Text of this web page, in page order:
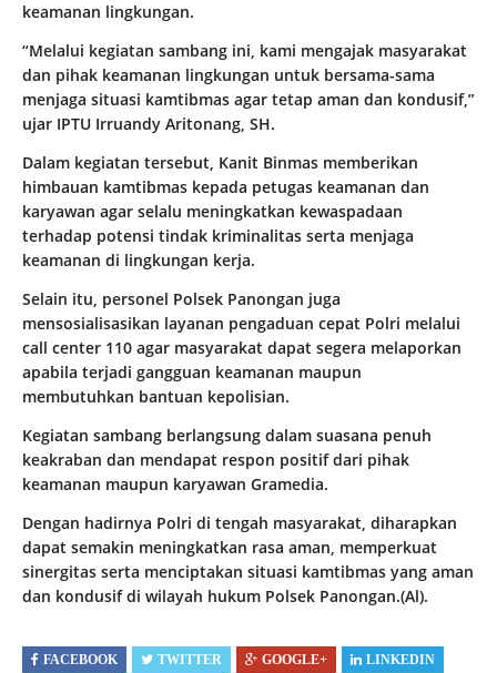
keamanan lingkungan.
“Melalui kegiatan sambang ini, kami mengajak masyarakat
dan pihak keamanan lingkungan untuk bersama-sama
menjaga situasi kamtibmas agar tetap aman dan kondusif,”
ujar IPTU Irruandy Aritonang, SH.
Dalam kegiatan tersebut, Kanit Binmas memberikan
himbauan kamtibmas kepada petugas keamanan dan
karyawan agar selalu meningkatkan kewaspadaan
terhadap potensi tindak kriminalitas serta menjaga
keamanan di lingkungan kerja.
Selain itu, personel Polsek Panongan juga
mensosialisasikan layanan pengaduan cepat Polri melalui
call center 110 agar masyarakat dapat segera melaporkan
apabila terjadi gangguan keamanan maupun
membutuhkan bantuan kepolisian.
Kegiatan sambang berlangsung dalam suasana penuh
keakraban dan mendapat respon positif dari pihak
keamanan maupun karyawan Gramedia.
Dengan hadirnya Polri di tengah masyarakat, diharapkan
dapat semakin meningkatkan rasa aman, memperkuat
sinergitas serta menciptakan situasi kamtibmas yang aman
dan kondusif di wilayah hukum Polsek Panongan.(Al).
FACEBOOK TWITTER GOOGLE+
LINKEDIN